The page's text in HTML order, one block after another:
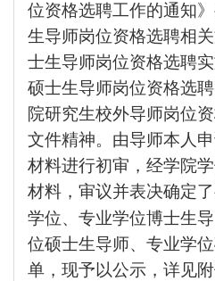
位资格选聘工作的通知
生导师岗位资格选聘相
士生导师岗位资格选聘
硕士生导师岗位资格选
院研究生校外导师岗位
文件精神。由导师本人
材料进行初审，经学院
材料，审议并表决确定了
学位、专业学位博士生
位硕士生导师、专业学
单，现予以公示，详见附